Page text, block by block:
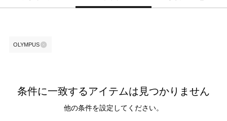
OLYMPUS
条件に一致するアイテムは見つかりません
他の条件を設定してください。